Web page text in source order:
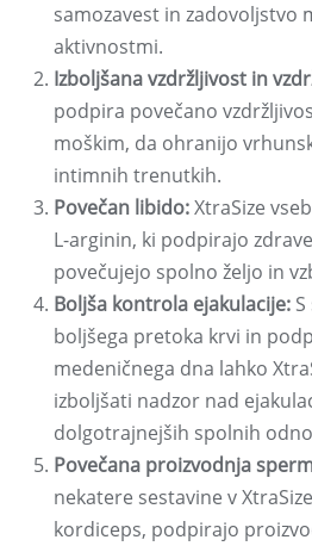
samozavest in zadovoljstvo
aktivnostmi.
Izboljšana vzdržljivost in
podpira povečano
moškim, da ohranijo
intimnih trenutkih.
Povečan libido:XtraSize
L-arginin, ki podpirajo
povečujejo spolno željo in
Boljša kontrola ejakulacije:
boljšega pretoka krvi in
medeničnega dna lahko
izboljšati nadzor nad
dolgotrajnejših spolnih
Povečana proizvodnja
nekatere sestavine v
kordiceps, podpirajo